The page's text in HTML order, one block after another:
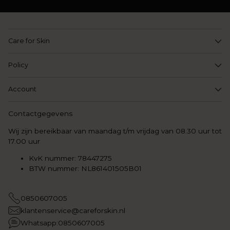
Care for Skin
Policy
Account
Contactgegevens
Wij zijn bereikbaar van maandag t/m vrijdag van 08.30 uur tot
17.00 uur
KvK nummer: 78447275
BTW nummer: NL861401505B01
0850607005
klantenservice@careforskin.nl
Whatsapp:0850607005